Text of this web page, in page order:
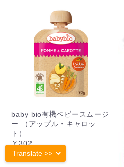
baby bio有機ベビースムージ
ー （アップル・キャロッ
ト）
￥302